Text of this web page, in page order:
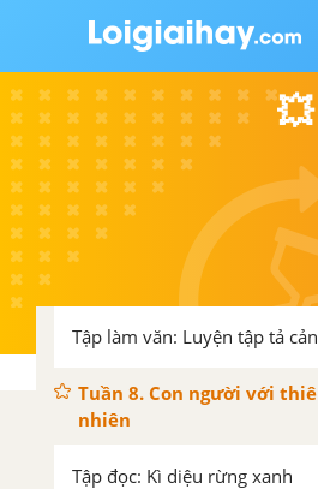
Kể chuyện: Cây cỏ nước Nam
Tập đọc: Tiếng đàn ba-la-lai-ca
trên sông Đà
Tập làm văn: Luyện tập tả
Luyện từ và câu: Luyện tập về
từ nhiều nghĩa
Tập làm văn: Luyện tập tả
Tuần 8. Con người với
nhiên
Tập đọc: Kì diệu rừng xanh